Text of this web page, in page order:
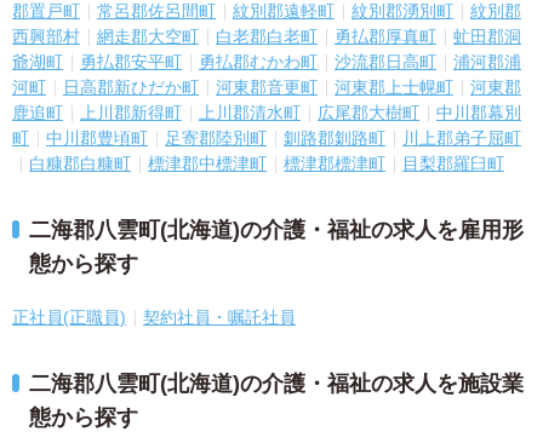
郡置戸町
常呂郡佐呂間町 紋別郡遠軽町 紋別郡湧別町
紋別郡
西興部村
網走郡大空町 白老郡白老町 勇払郡厚真町
虻田郡洞
爺湖町
勇払郡安平町 勇払郡むかわ町 沙流郡日高町
浦河郡浦
河町
日高郡新ひだか町 河東郡音更町 河東郡上士幌町
河東郡
鹿追町
上川郡新得町 上川郡清水町 広尾郡大樹町
中川郡幕別
町
中川郡豊頃町 足寄郡陸別町 釧路郡釧路町
川上郡弟子屈町
白糠郡白糠町
標津郡中標津町 標津郡標津町 目梨郡羅臼町
二海郡八雲町(北海道)の介護・福祉の求人を雇用形
態から探す
正社員(正職員) 契約社員・嘱託社員
二海郡八雲町(北海道)の介護・福祉の求人を施設業
態から探す